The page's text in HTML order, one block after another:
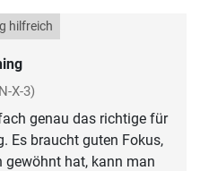
hilfreich
X-3)
genau das richtige für
Es braucht guten Fokus,
gewöhnt hat, kann man